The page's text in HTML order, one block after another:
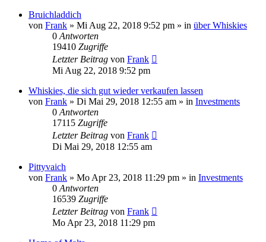
Bruichladdich
von Frank » Mi Aug 22, 2018 9:52 pm » in über Whiskies
0 Antworten
19410 Zugriffe
Letzter Beitrag von Frank
Mi Aug 22, 2018 9:52 pm
Whiskies, die sich gut wieder verkaufen lassen
von Frank » Di Mai 29, 2018 12:55 am » in Investments
0 Antworten
17115 Zugriffe
Letzter Beitrag von Frank
Di Mai 29, 2018 12:55 am
Pittyvaich
von Frank » Mo Apr 23, 2018 11:29 pm » in Investments
0 Antworten
16539 Zugriffe
Letzter Beitrag von Frank
Mo Apr 23, 2018 11:29 pm